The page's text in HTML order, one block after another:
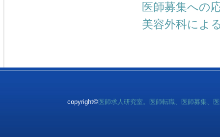
医師募集への
美容外科によ
copyright©医師求人研究室。医師転職、医師募集、